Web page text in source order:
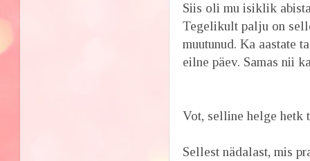
Siis oli mu isiklik
Tegelikult palju on
muutunud. Ka aastate
eilne päev. Samas nii
Vot, selline helge hetk
Sellest nädalast, mis